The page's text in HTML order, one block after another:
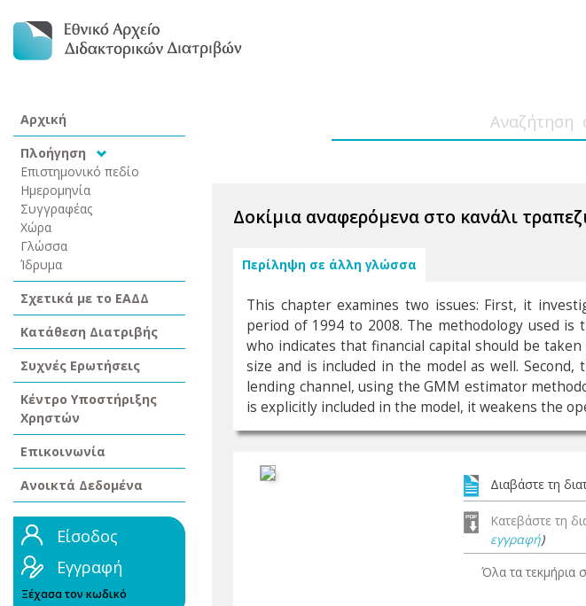
Αρχική
Πλοήγηση
Επιστημονικό πεδίο
Ημερομηνία
Συγγραφέας
Χώρα
Γλώσσα
Ίδρυμα
Σχετικά με το ΕΑΔΔ
Κατάθεση Διατριβής
Συχνές Ερωτήσεις
Κέντρο Υποστήριξης
Χρηστών
Επικοινωνία
Ανοικτά Δεδομένα
Είσοδος
Εγγραφή
Ξέχασα τον κωδικό
Δοκίμια αναφερόμενα στο κανάλι
Περίληψη σε άλλη γλώσσα
This chapter examines two issues: First, it
period of 1994 to 2008. The methodology used
who indicates that financial capital should be
size and is included in the model as well.
lending channel, using the GMM estimator
is explicitly included in the model, it weakens the
Διαβάστε τη
Κατεβάστε τη
εγγραφή)
Όλα τα τεκμήρια